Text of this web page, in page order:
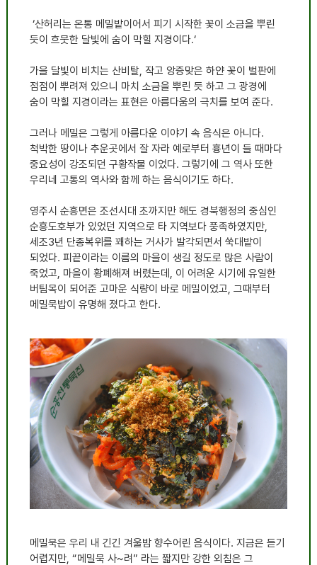
‘산허리는 온통 메밀밭이어서 피기 시작한 꽃이 소금을뿌린
듯이 흐뭇한 달빛에 숨이 막힐 지경이다.‘
가을 달빛이 비치는 산비탈 ,작고 앙증맞은 하얀 꽃이 벌판에
점점이 뿌려져 있으니 마치 소금을 뿌린 듯 하고 그 광경에
숨이 막힐 지경이라는 표현은 아름다움의 극치를 보여 준다.
그러나 메밀은 그렇게 아름다운 이야기 속 음식은 아니다.
척박한 땅이나 추운곳에서 잘 자라 예로부터 흉년이 들 때마다
중요성이 강조되던 구황작물 이었다.그렇기에 그 역사 또한
우리네 고통의 역사와 함께 하는 음식이기도 하다.
영주시 순흥면은 조선시대 초까지만 해도 경북행정의 중심인
순흥도호부가 있었던 지역으로 타 지역보다 풍족하였지만
세조3년 단종복위를 꽤하는 거사가 발각되면서 쑥대밭이
되었다.피끝이라는 이름의 마을이 생길 정도로 많은 사람이
죽었고 마을이 황폐해져 버렸는데
이 어려운 시기에 유일한
버팀목이 되어준 고마운 식량이 바로 메밀이었고 ,그때부터
메밀묵밥이 유명해 졌다고 한다.
메밀묵은 우리 내 긴긴 겨울밤 향수어린 음식이다.지금은 듣기
어렵지만, “메밀묵 사~려 ” 라는 짧지만 강한 외침은 그